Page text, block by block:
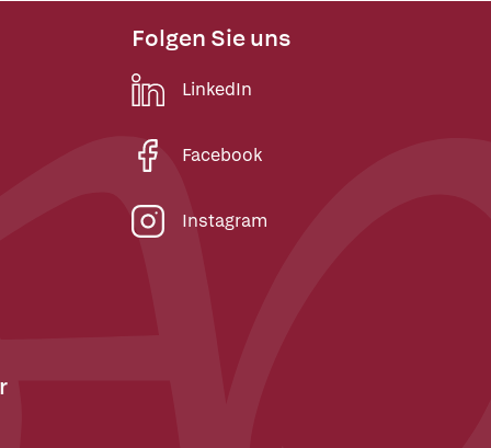
Folgen Sie uns
LinkedIn
Facebook
Instagram